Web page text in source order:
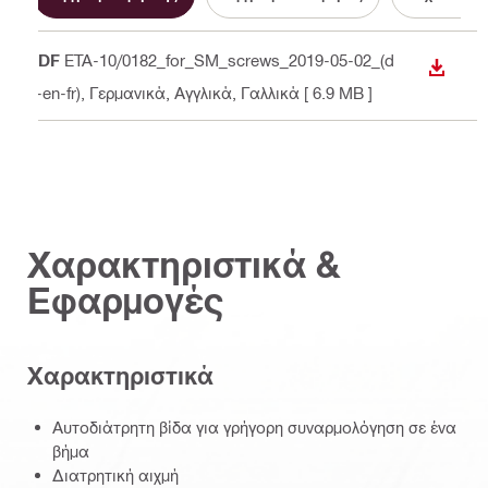
PDF ETA-10/0182_for_SM_screws_2019-05-02_(d
e-en-fr) , Γερμανικά, Αγγλικά, Γαλλικά [ 6.9 MB ]
ΛΉΨΗ
Χαρακτηριστικά &
Εφαρμογές
Χαρακτηριστικά
Αυτοδιάτρητη βίδα για γρήγορη συναρμολόγηση σε ένα
βήμα
Διατρητική αιχμή